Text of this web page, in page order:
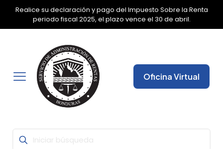
Realice su declaración y pago del Impuesto Sobre la Renta
periodo fiscal 2025, el plazo vence el 30 de abril.
✕
Oficina Virtual